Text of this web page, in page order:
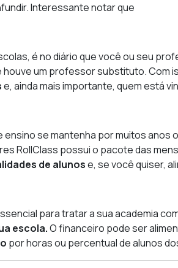
Interessante notar que
é no diário que você ou seu
houve um professor substituto. Com
e, ainda mais importante, quem está
ensino se mantenha por muitos
RollClass possui o pacote das
de alunose, se você quiser,
para tratar a sua academia
escola.O financeiro pode ser
por horas ou percentual de alunos